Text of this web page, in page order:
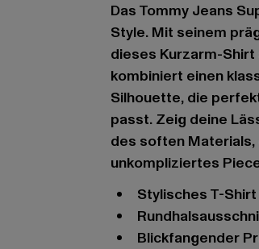
Das Tommy Jeans
Style. Mit seinem
dieses Kurzarm-Shirt
kombiniert einen
Silhouette, die
passt. Zeig deine
des soften Materials,
unkompliziertes
Stylisches T-
Blickfangender